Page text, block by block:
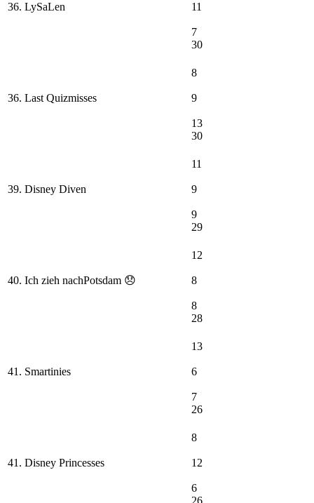
36. LySaLen 11
7
30
36. Last Quizmisses
8
9
13
30
39. Disney Diven
11
9
9
29
40. Ich zieh nachPotsdam 😞
12
8
8
28
41. Smartinies
13
6
7
26
41. Disney Princesses
8
12
6
26